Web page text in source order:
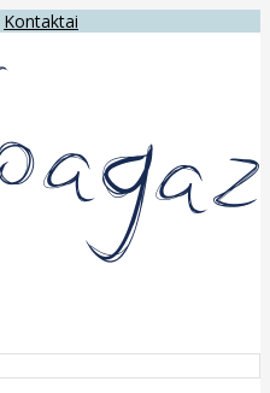
Kontaktai